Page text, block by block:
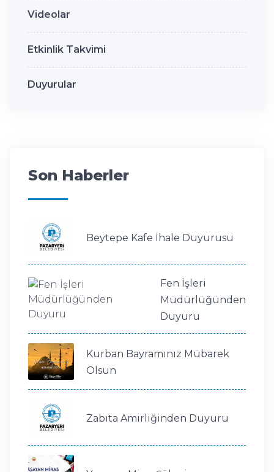
Videolar
Etkinlik Takvimi
Duyurular
Son Haberler
Beytepe Kafe İhale Duyurusu
Fen İşleri
Müdürlüğünden
Duyuru
Kurban Bayramınız Mübarek
Olsun
Zabıta Amirliğinden Duyuru